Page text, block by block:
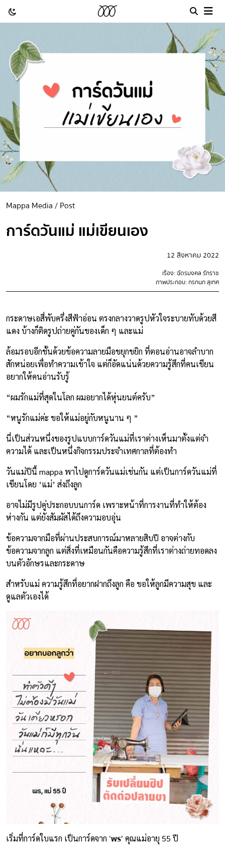
Mappa Media / Post
การ์ดวันแม่ แม่เขียนเอง
12 สิงหาคม 2022
เรื่อง: ฉัตรมงคล รักราช
ภาพประกอบ: กรกนก สุเทศ
กระดาษเอสี่พับครึ่งสีฟ้าอ่อน ตรงกลางวาดรูปหัวใจระบายทับด้วยสี
แดง บ้างก็ติดรูปถ่ายคู่กันของเด็ก ๆ และแม่
ล้อมรอบอีกชั้นด้วยข้อความลายมือขยุกขยิก ที่ตอนอ่านอาจลำบาก
สักหน่อยเพื่อทำความเข้าใจ แต่ก็อัดแน่นด้วยความรู้สึกที่คนเขียน
อยากให้คนอ่านรับรู้
“ผมรักแม่ที่สุดในโลก ผมอยากได้หุ่นยนต์ครับ”
“หนูรักแม่ค่ะ ขอให้แม่อยู่กับหนูนาน ๆ ”
นี่เป็นส่วนหนึ่งของรูปแบบการ์ดวันแม่ที่เราต่างเห็นมาตั้งแต่จำ
ความได้ และเป็นหนึ่งกิจกรรมประจำเทศกาลที่ต้องทำ
วันแม่ปีนี้ mappa พาไปดูการ์ดวันแม่เช่นกัน แต่เป็นการ์ดวันแม่ที่
เขียนโดย ‘แม่’ ส่งถึงลูก
อาจไม่มีรูปคู่ประกอบบนการ์ด เพราะหน้าที่การงานที่ทำให้ต้อง
ห่างกัน แต่ยังสัมผัสได้ถึงความอบอุ่น
ข้อความจากมือที่ผ่านประสบการณ์มาหลายสิบปี อาจต่างกับ
ข้อความจากลูก แต่สิ่งที่เหมือนกันคือความรู้สึกที่เราต่างถ่ายทอดลง
บนตัวอักษรและกระดาษ
สำหรับแม่ ความรู้สึกที่อยากฝากถึงลูก คือ ขอให้ลูกมีความสุข และ
ดูแลตัวเองได้
เริ่มที่การ์ดใบแรก เป็นการ์ดจาก ‘พร’ คุณแม่อายุ 55 ปี